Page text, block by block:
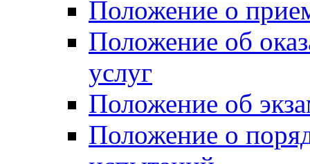
Положение о
Положение об
услуг
Положение об
Положение о